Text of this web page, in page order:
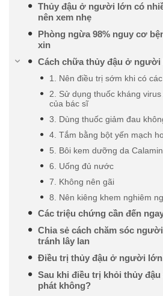
Thủy đậu ở người lớn có
nên xem nhẹ
Phòng ngừa 98% nguy cơ
xin
Cách chữa thủy đậu ở người
1. Nên điều trị sớm khi có
2. Sử dụng thuốc kháng
của bác sĩ
3. Dùng thuốc giảm đau
4. Tắm bằng bột yến mạch
5. Bôi kem dưỡng da
6. Uống đủ nước
7. Không nên gãi
8. Nên kiêng khem nghiêm
Các triệu chứng cần đến
Chia sẻ cách chăm sóc
tránh lây lan
Điều trị thủy đậu ở người lớn
Sau khi điều trị khỏi thủy
phát không?